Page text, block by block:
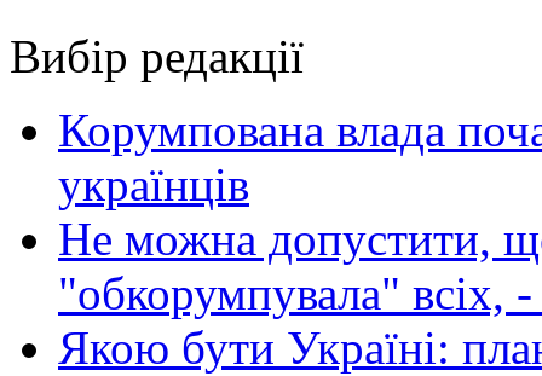
Вибір редакції
Корумпована влада
українців
Не можна допустити,
"обкорумпувала" всіх,
Якою бути Україні: